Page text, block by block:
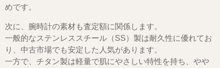
めです。
次に、腕時計の素材も査定額に関係します。
一般的なステンレススチール（SS）製は耐久性に優れてお
り、中古市場でも安定した人気があります。
一方で、チタン製は軽量で肌にやさしい特性を持ち、やや